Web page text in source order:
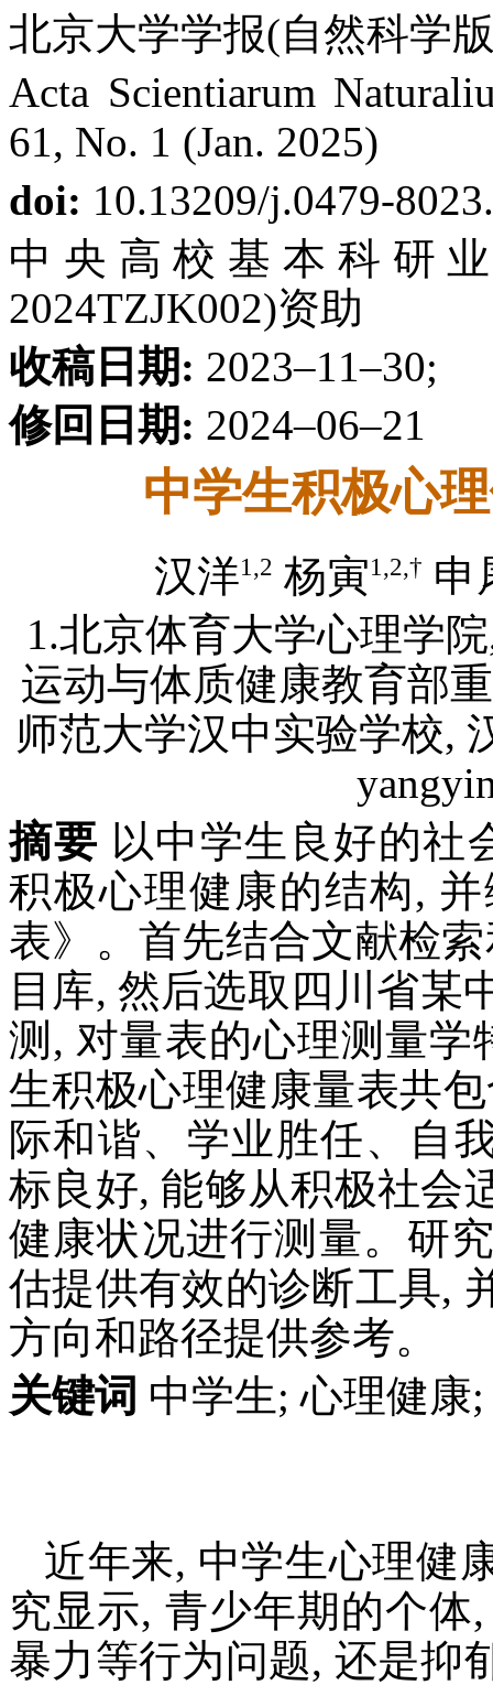
北京大学学报(自然科学
Acta Scientiarum
61, No. 1 (Jan. 2025)
doi: 10.13209/j.0479-
中央高校基本科研业
2024TZJK002)资助
收稿日期: 2023–11–30;
修回日期: 2024–06–21
中学生积极心
汉洋1,2 杨寅1,2,† 申
1.北京体育大学心理学
运动与体质健康教育部
师范大学汉中实验学校,
摘要 以中学生良好的社
积极心理健康的结构,
表》。首先结合文献检
目库, 然后选取四川省某
测, 对量表的心理测量
生积极心理健康量表共
际和谐、学业胜任、自
标良好, 能够从积极社会
健康状况进行测量。研
估提供有效的诊断工具,
方向和路径提供参考。
关键词 中学生; 心理健康
近年来, 中学生心理健
究显示, 青少年期的个
暴力等行为问题, 还是抑